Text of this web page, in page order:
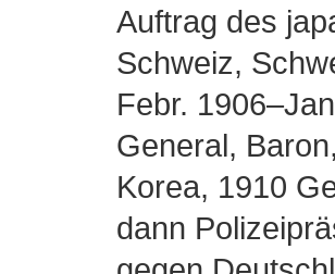
Auftrag des
Schweiz,
Febr.
General,
Korea, 1910
dann